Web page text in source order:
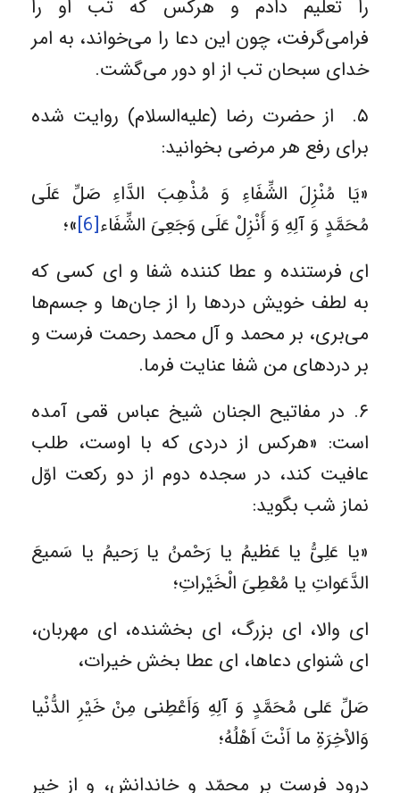
را تعلیم دادم و هرکس که تب او را
فرامی‌گرفت، چون این دعا را می‌خواند، به امر
خدای سبحان تب از او دور می‌گشت.
۵. از حضرت رضا (علیه‌السلام) روایت شده
برای رفع هر مرضی بخوانید:
«یَا مُنْزِلَ الشِّفَاءِ وَ مُذْهِبَ الدَّاءِ صَلِّ عَلَى
مُحَمَّدٍ وَ آلِهِ وَ أَنْزِلْ عَلَى وَجَعِیَ الشِّفَاء[6]
»؛
ای فرستنده و عطا کننده شفا و‌ ای کسی که
به لطف خویش درد‌ها را از جان‌ها و جسم‌ها
می‌بری، بر محمد و آل محمد رحمت فرست و
بر درد‌های من شفا عنایت فرما.
۶. در مفاتیح الجنان شیخ عباس قمی آمده
است: «هركس از دردى كه با اوست، طلب
عافيت كند، در سجده دوم از دو ركعت اوّل
نماز شب بگويد:
«يا عَلِىُّ يا عَظيمُ يا رَحْمنُ يا رَحيمُ يا سَميعَ
الدَّعَواتِ يا مُعْطِىَ الْخَيْراتِ؛
اى والا، اى بزرگ، اى بخشنده‏، اى مهربان،
اى شنواى دعاها، اى عطا بخش خيرات،
صَلِّ عَلى مُحَمَّدٍ وَ آلِهِ وَاَعْطِنى مِنْ خَيْرِ الدُّنْيا
وَالاْخِرَةِ ما اَنْتَ اَهْلُهُ؛
درود فرست بر محمّد و خاندانش، و از خير